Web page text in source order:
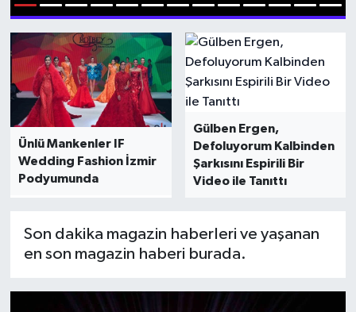
1 2 3 4 5 6 7 8 9 10 11 12 13
Ünlü Mankenler IF
Wedding Fashion İzmir
Podyumunda
Gülben Ergen,
Defoluyorum Kalbinden
Şarkısını Espirili Bir
Video ile Tanıttı
Son dakika magazin haberleri ve yaşanan
en son magazin haberi burada.
İLGİNÇ HABERLER
KADIN
KÜLTÜR SANAT
MAKALE